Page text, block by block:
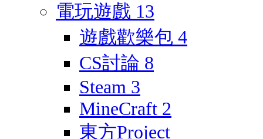
電玩遊戲 13
遊戲歡樂包 4
CS討論 8
Steam 3
MineCraft 2
東方Project